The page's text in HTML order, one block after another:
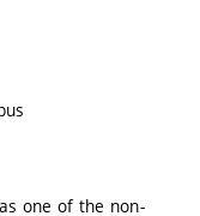
one of the non-